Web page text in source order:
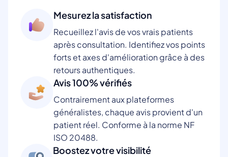
Mesurez la satisfaction
Recueillez l'avis de vos vrais patients
après consultation. Identifiez vos points
forts et axes d'amélioration grâce à des
retours authentiques.
Avis 100% vérifiés
Contrairement aux plateformes
généralistes, chaque avis provient d'un
patient réel. Conforme à la norme NF
ISO 20488.
Boostez votre visibilité